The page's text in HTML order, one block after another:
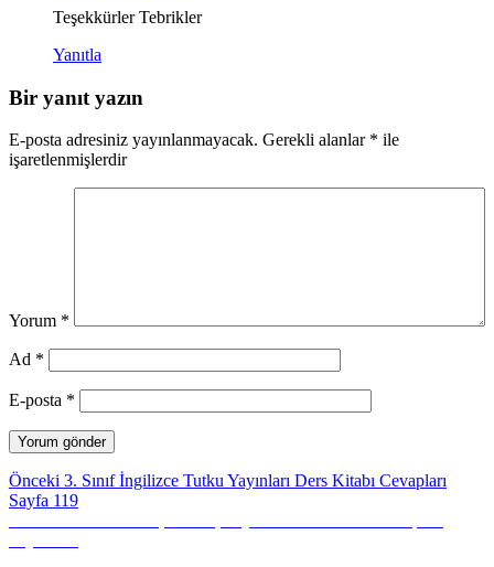
Teşekkürler Tebrikler
Yanıtla
Bir yanıt yazın
E-posta adresiniz yayınlanmayacak. Gerekli alanlar * ile
işaretlenmişlerdir
Yorum *
Ad *
E-posta *
Yazı
gezinmesi
Önceki Önceki
yazı:
3. Sınıf İngilizce Tutku Yayınları Ders Kitabı Cevapları
Sayfa 119